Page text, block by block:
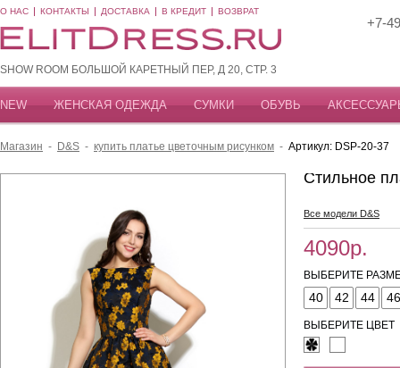
О НАС КОНТАКТЫ ДОСТАВКА В КРЕДИТ ВОЗВРАТ
SHOW ROOM БОЛЬШОЙ КАРЕТНЫЙ ПЕР, Д 20, СТР. 3
+7-
NEW ЖЕНСКАЯ ОДЕЖДА СУМКИ ОБУВЬ
Магазин - D&S - купить платье цветочным рисунком - Артикул: DSP-20-37
Стильное
Все модели D&S
4090р.
ВЫБЕРИТЕ
40 42 44 46
ВЫБЕРИТЕ ЦВЕТ